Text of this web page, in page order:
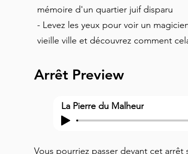
mémoire d'un quartier juif disparu
- Levez les yeux pour voir un
vieille ville et découvrez comment
Arrêt Preview
La Pierre du Malheur
Vous pourriez passer devant cet